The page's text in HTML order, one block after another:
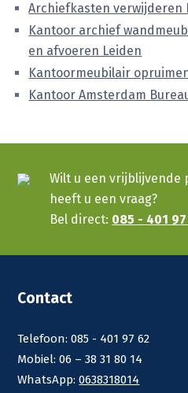
Archiefkasten verwijderen
Kantoor archief
en afvoeren Leiden
Kantoormeubilair
Kantoor Amsterdam
Wilt u een
heeft u een vraag?
Bel direct: 085 - 401
Contact
Telefoon: 085 - 401 97 62
Mobiel: 06 – 38 31 80 14
WhatsApp:0638318014